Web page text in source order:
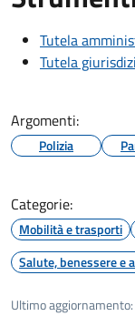
Tutela
Tutela
Argomenti:
Polizia
Categorie:
Mobilità e trasporti
Salute, benessere e
Ultimo aggiornamento: